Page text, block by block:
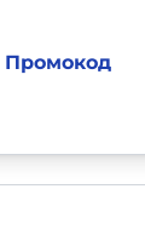
Промокод